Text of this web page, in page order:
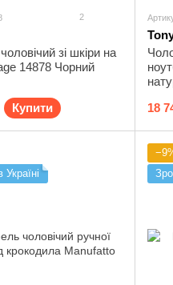
2
зі шкіри на
14878 Чорний
Купити
18